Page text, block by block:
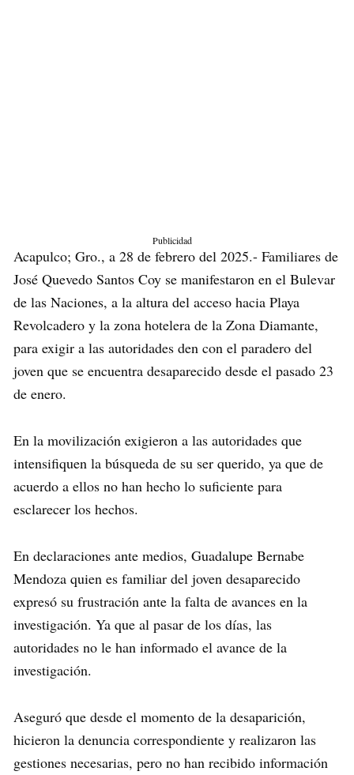
Publicidad
Acapulco; Gro., a 28 de febrero del 2025.- Familiares de
José Quevedo Santos Coy se manifestaron en el Bulevar
de las Naciones, a la altura del acceso hacia Playa
Revolcadero y la zona hotelera de la Zona Diamante,
para exigir a las autoridades den con el paradero del
joven que se encuentra desaparecido desde el pasado 23
de enero.
En la movilización exigieron a las autoridades que
intensifiquen la búsqueda de su ser querido, ya que de
acuerdo a ellos no han hecho lo suficiente para
esclarecer los hechos.
En declaraciones ante medios, Guadalupe Bernabe
Mendoza quien es familiar del joven desaparecido
expresó su frustración ante la falta de avances en la
investigación. Ya que al pasar de los días, las
autoridades no le han informado el avance de la
investigación.
Aseguró que desde el momento de la desaparición,
hicieron la denuncia correspondiente y realizaron las
gestiones necesarias, pero no han recibido información